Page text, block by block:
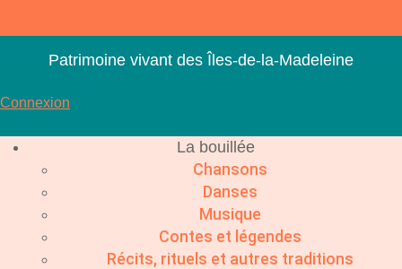
contenu
Patrimoine vivant des Îles-de-la-Madeleine
Connexion
La bouillée
Chansons
Danses
Musique
Contes et légendes
Récits, rituels et autres traditions